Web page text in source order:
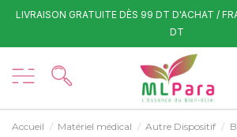
LIVRAISON GRATUITE DÈS 99 DT D'ACHAT /
DT
Accueil Matériel médical Autre Dispositif